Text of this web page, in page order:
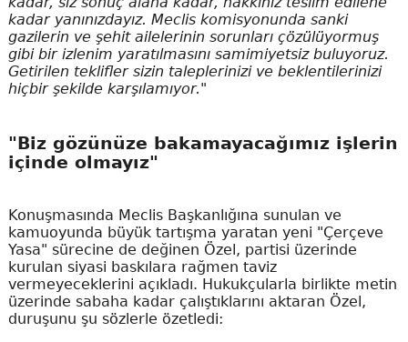
kadar yanınızdayız. Meclis komisyonunda sanki
gazilerin ve şehit ailelerinin sorunları çözülüyormuş
gibi bir izlenim yaratılmasını samimiyetsiz buluyoruz.
Getirilen teklifler sizin taleplerinizi ve beklentilerinizi
hiçbir şekilde karşılamıyor."
"Biz gözünüze bakamayacağımız işlerin
içinde olmayız"
Konuşmasında Meclis Başkanlığına sunulan ve
kamuoyunda büyük tartışma yaratan yeni "Çerçeve
Yasa" sürecine de değinen Özel, partisi üzerinde
kurulan siyasi baskılara rağmen taviz
vermeyeceklerini açıkladı. Hukukçularla birlikte metin
üzerinde sabaha kadar çalıştıklarını aktaran Özel,
duruşunu şu sözlerle özetledi: